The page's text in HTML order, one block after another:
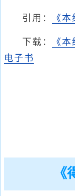
引用： 《
下载： 《
电子书